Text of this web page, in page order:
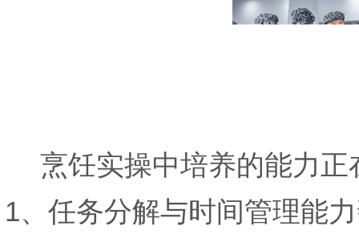
烹饪实操中培养的能力
1、任务分解与时间管理能